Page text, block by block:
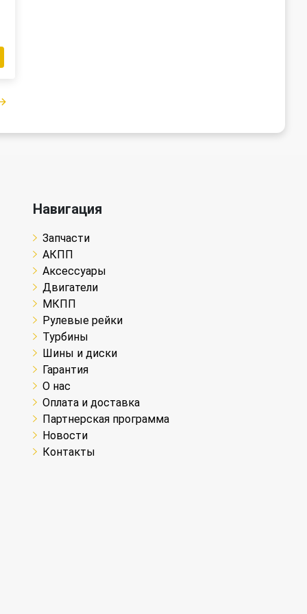
Навигация
Запчасти
АКПП
Аксессуары
Двигатели
МКПП
Рулевые рейки
Турбины
Шины и диски
Гарантия
О нас
Оплата и доставка
Партнерская программа
Новости
Контакты